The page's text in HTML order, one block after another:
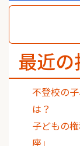
最近の
不登校の
は？
子どもの
座」